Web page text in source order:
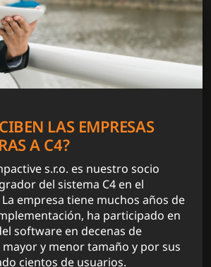
LAS EMPRESAS
A C4?
s.r.o. es nuestro socio
del sistema C4 en el
empresa tiene muchos años de
ha participado en
software en decenas de
y menor tamaño y por sus
cientos de usuarios.